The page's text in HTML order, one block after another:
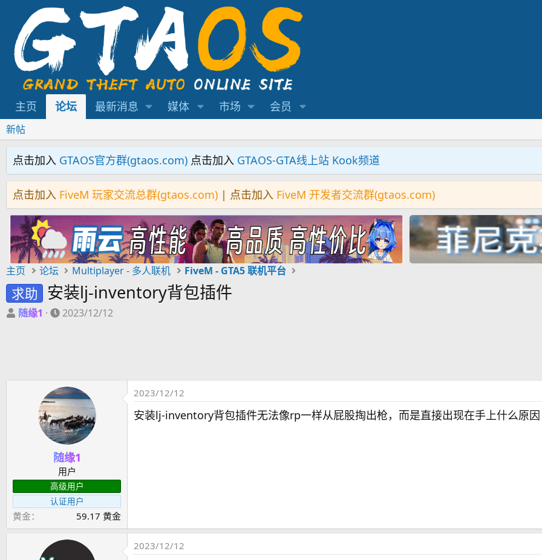
主页 论坛 最新消息 媒体 市场 会员
新帖
点击加入 GTAOS官方群(gtaos.com) 点击加入 GTAOS-GTA线上站 Kook频道
点击加入 FiveM 玩家交流总群(gtaos.com) | 点击加入 FiveM 开发者交流群(gtaos.com)
主页 论坛 Multiplayer - 多人联机 FiveM - GTA5 联机平台
求助 安装lj-inventory背包插件
主
随缘1
开
2023/12/12
随缘1
用户
高级用户
认证用户
黄金 59.17 黄金
2023/12/12
安装lj-inventory背包插件无法像rp一样从屁股掏出枪，而是直接出现在手上什么原因
2023/12/12